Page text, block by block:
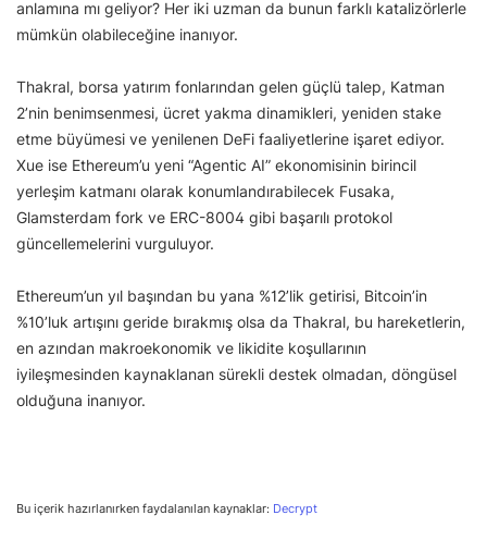
anlamına mı geliyor? Her iki uzman da bunun farklı katalizörlerle
mümkün olabileceğine inanıyor.
Thakral, borsa yatırım fonlarından gelen güçlü talep, Katman
2’nin benimsenmesi, ücret yakma dinamikleri, yeniden stake
etme büyümesi ve yenilenen DeFi faaliyetlerine işaret ediyor.
Xue ise Ethereum’u yeni “Agentic AI” ekonomisinin birincil
yerleşim katmanı olarak konumlandırabilecek Fusaka,
Glamsterdam fork ve ERC-8004 gibi başarılı protokol
güncellemelerini vurguluyor.
Ethereum’un yıl başından bu yana %12’lik getirisi, Bitcoin’in
%10’luk artışını geride bırakmış olsa da Thakral, bu hareketlerin,
en azından makroekonomik ve likidite koşullarının
iyileşmesinden kaynaklanan sürekli destek olmadan, döngüsel
olduğuna inanıyor.
Bu içerik hazırlanırken faydalanılan kaynaklar: Decrypt